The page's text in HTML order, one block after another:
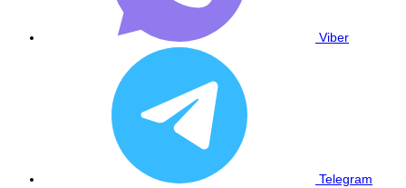
Viber
Telegram